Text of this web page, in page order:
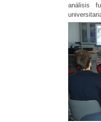
análisis